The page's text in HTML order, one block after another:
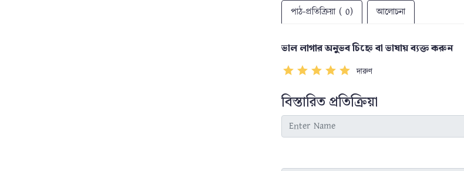
পাঠ-প্রতিক্রিয়া ( 0) আলোচনা
ভাল লাগার অনুভব চিহ্নে বা ভাষায় ব্যক্ত করুন
দারুণ
বিস্তারিত প্রতিক্রিয়া